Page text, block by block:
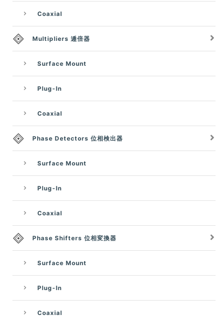
Coaxial
Multipliers 逓倍器
Surface Mount
Plug-In
Coaxial
Phase Detectors 位相検出器
Surface Mount
Plug-In
Coaxial
Phase Shifters 位相変換器
Surface Mount
Plug-In
Coaxial